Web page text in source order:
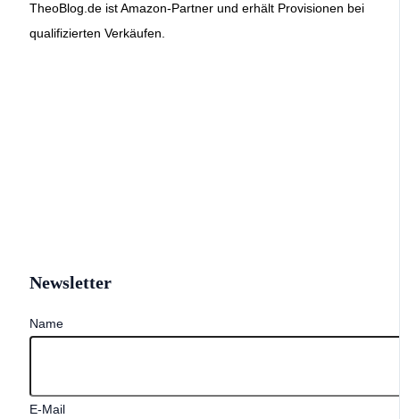
TheoBlog.de ist Amazon-Partner und erhält Provisionen bei
qualifizierten Verkäufen.
Newsletter
Name
E-Mail